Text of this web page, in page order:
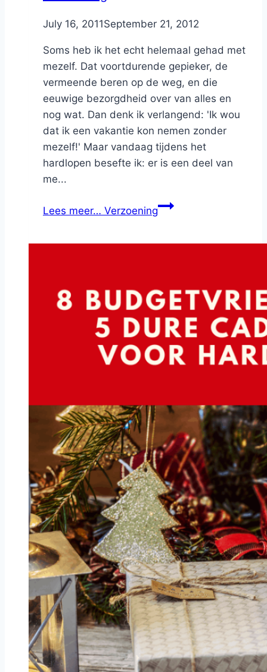
ByNicole
July 16, 2011September 21, 2012
Soms heb ik het echt helemaal gehad met
mezelf. Dat voortdurende gepieker, de
vermeende beren op de weg, en die
eeuwige bezorgdheid over van alles en
nog wat. Dan denk ik verlangend: 'Ik wou
dat ik een vakantie kon nemen zonder
mezelf!' Maar vandaag tijdens het
hardlopen besefte ik: er is een deel van
me...
Lees meer… Verzoening